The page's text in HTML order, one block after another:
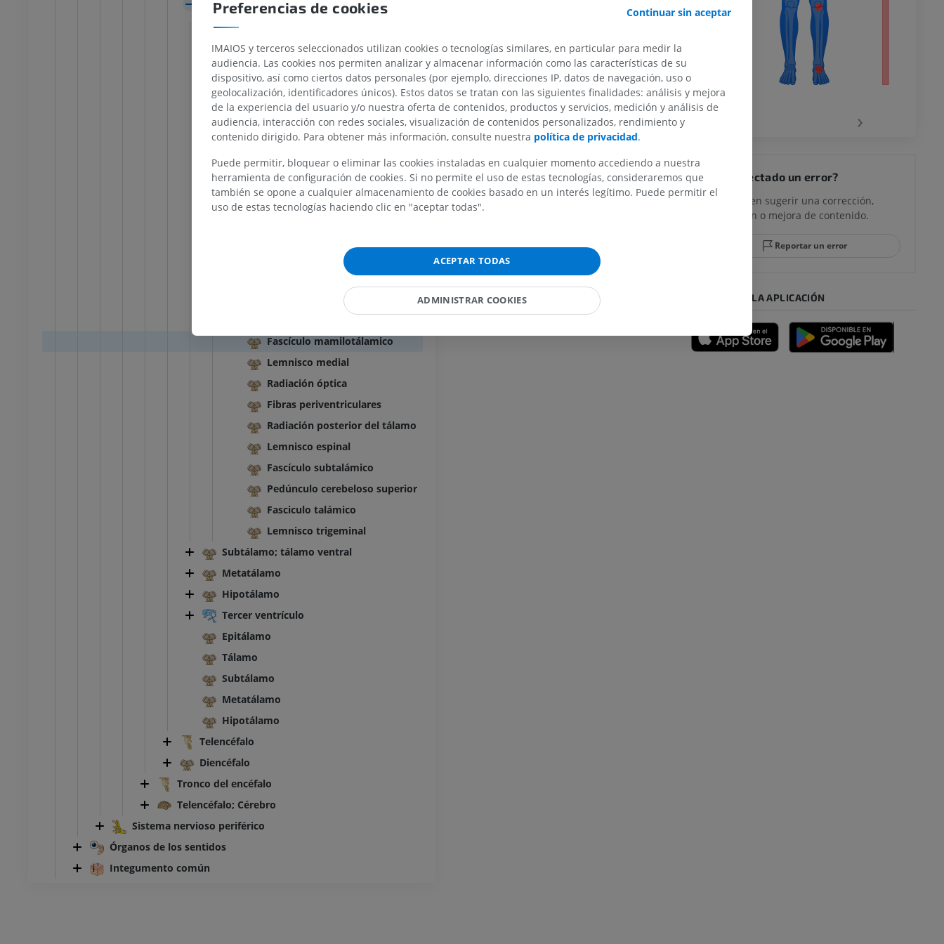
Tálamo
Pulvinar
Sustancia gris del tálamo
Sustancia blanca del tálamo
Lámina medular lateral
Lámina medular medial
Asa lenticular
Fascículo lenticular
Asa peduncular
Radiación central del tálamo
Radiación inferior del tálamo
Fibras intratalámicas
Fascículo mamilotálamico
Lemnisco medial
Radiación óptica
Fibras periventriculares
Radiación posterior del tálamo
Lemnisco espinal
Fascículo subtalámico
Pedúnculo cerebeloso superior
Fasciculo talámico
Lemnisco trigeminal
Subtálamo; tálamo ventral
Metatálamo
Hipotálamo
Tercer ventrículo
Epitálamo
Tálamo
Subtálamo
Metatálamo
Hipotálamo
Telencéfalo
Diencéfalo
Tronco del encéfalo
Telencéfalo; Cérebro
Sistema nervioso periférico
Órganos de los sentidos
Integumento común
Radiografías del miembro
Miembro inferior
Ilustraciones
TC del tobillo y del pie
IRM del codo
IRM de la mano
IRM
PREMIUM
Radiografías del miembro
superior
Radiografía
Arteriografía de miembro
Angiografía
PREMIUM
IRM de la rodilla
IRM
PREMIUM
Artrografía de rodilla
Artrografía TC
PREMIUM
PREMIUM
Antepié RM
PREMIUM
›
¿Ha detectado un error?
No dude en sugerir una corrección,
traducción o mejora de contenido.
Reportar un error
DESCARGAR LA APLICACIÓN
Preferencias de cookies Continuar sin aceptar
IMAIOS y terceros seleccionados utilizan cookies o tecnologías similares, en particular para medir la
audiencia. Las cookies nos permiten analizar y almacenar información como las características de su
dispositivo, así como ciertos datos personales (por ejemplo, direcciones IP, datos de navegación, uso o
geolocalización, identificadores únicos). Estos datos se tratan con las siguientes finalidades: análisis y mejora
de la experiencia del usuario y/o nuestra oferta de contenidos, productos y servicios, medición y análisis de
audiencia, interacción con redes sociales, visualización de contenidos personalizados, rendimiento y
contenido dirigido. Para obtener más información, consulte nuestra política de privacidad.
Puede permitir, bloquear o eliminar las cookies instaladas en cualquier momento accediendo a nuestra
herramienta de configuración de cookies. Si no permite el uso de estas tecnologías, consideraremos que
también se opone a cualquier almacenamiento de cookies basado en un interés legítimo. Puede permitir el
uso de estas tecnologías haciendo clic en "aceptar todas".
ACEPTAR TODAS
ADMINISTRAR COOKIES